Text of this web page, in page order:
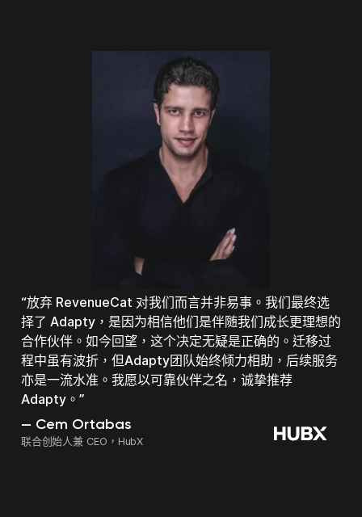
放弃 RevenueCat 对我们而言并非易事。我们最终选
择了 Adapty，是因为相信他们是伴随我们成长更理想的
合作伙伴。如今回望，这个决定无疑是正确的。迁移过
程中虽有波折，但Adapty团队始终倾力相助，后续服务
亦是一流水准。我愿以可靠伙伴之名，诚挚推荐
Adapty。
Cem Ortabas
联合创始人兼 CEO，HubX
Arkadiy Yukhnevich
Almus的首席执行官
Roman Degtyarev
联合创始人
Chris Bick
创始人兼 CEO，Bickster
Kyle Smith
Smitten Dating 数据负责人
Roi Mulia
创始人 & CEO，SocialKit